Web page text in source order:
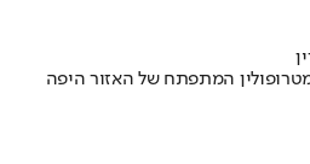
המתפתח של האזור היפה